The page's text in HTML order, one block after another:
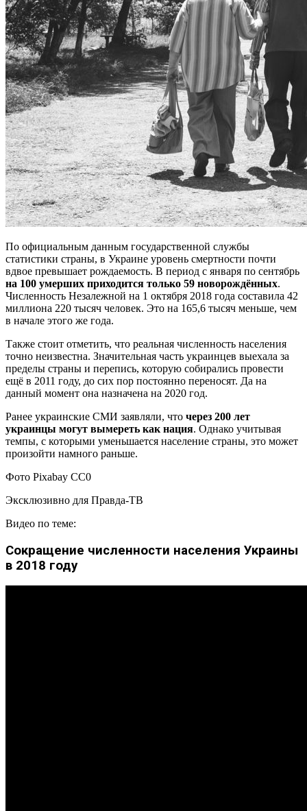
По официальным данным государственной службы
статистики страны, в Украине уровень смертности почти
вдвое превышает рождаемость. В период с января по сентябрь
на 100 умерших приходится только 59 новорождённых.
Численность Незалежной на 1 октября 2018 года составила 42
миллиона 220 тысяч человек. Это на 165,6 тысяч меньше, чем
в начале этого же года.
Также стоит отметить, что реальная численность населения
точно неизвестна. Значительная часть украинцев выехала за
пределы страны и перепись, которую собирались провести
ещё в 2011 году, до сих пор постоянно переносят. Да на
данный момент она назначена на 2020 год.
Ранее украинские СМИ заявляли, что через 200 лет
украинцы могут вымереть как нация. Однако учитывая
темпы, с которыми уменьшается население страны, это может
произойти намного раньше.
Фото Pixabay СС0
Эксклюзивно для Правда-ТВ
Видео по теме:
Сокращение численности населения Украины
в 2018 году